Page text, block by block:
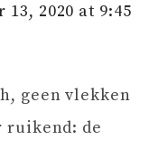
13, 2020 at 9:45
geen vlekken
ruikend: de